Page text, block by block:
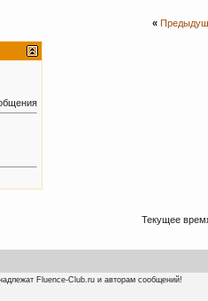
«
Текущее
Fluence-Club.ru и авторам сообщений!